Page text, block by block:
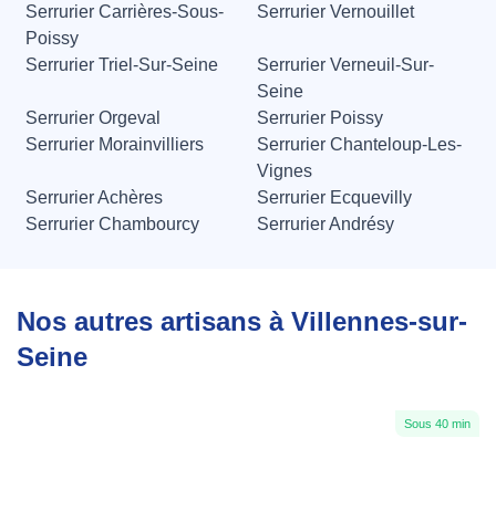
Serrurier Carrières-Sous-
Poissy
Serrurier Vernouillet
Serrurier Triel-Sur-Seine
Serrurier Verneuil-Sur-
Seine
Serrurier Orgeval
Serrurier Poissy
Serrurier Morainvilliers
Serrurier Chanteloup-Les-
Vignes
Serrurier Achères
Serrurier Ecquevilly
Serrurier Chambourcy
Serrurier Andrésy
Nos autres artisans à Villennes-sur-
Seine
Sous 40 min